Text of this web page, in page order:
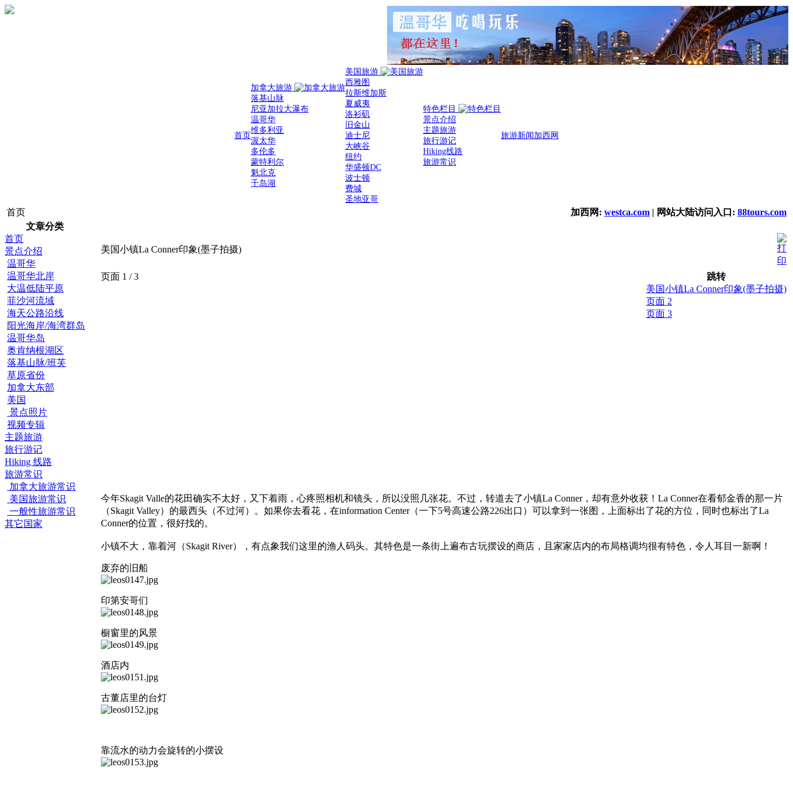
首页
加拿大旅游
落基山脉
尼亚加拉大瀑布
温哥华
维多利亚
渥太华
多伦多
蒙特利尔
魁北克
千岛湖
美国旅游
西雅图
拉斯维加斯
夏威夷
洛衫矶
旧金山
迪士尼
大峡谷
纽约
华盛顿DC
波士顿
费城
圣地亚哥
特色栏目
景点介绍
主题旅游
旅行游记
Hiking线路
旅游常识
旅游新闻 加西网
首页 加西网: westca.com | 网站大陆访问入口: 88tours.com
文章分类
首页
景点介绍
温哥华
温哥华北岸
大温低陆平原
菲沙河流域
海天公路沿线
阳光海岸/海湾群岛
温哥华岛
奥肯纳根湖区
落基山脉/班芙
草原省份
加拿大东部
美国
景点照片
视频专辑
主题旅游
旅行游记
Hiking 线路
旅游常识
加拿大旅游常识
美国旅游常识
一般性旅游常识
其它国家
美国小镇La Conner印象(墨子拍摄)
跳转
美国小镇La Conner印象(墨子拍摄)
页面 2
页面 3
页面 1 / 3
今年Skagit Valle的花田确实不太好，又下着雨，心疼照相机和镜头，所以没照几张花。不过，转道去了小镇La Conner，却有意外收获！La Conner在看郁金香的那一片
（Skagit Valley）的最西头（不过河）。如果你去看花，在information Center（一下5号高速公路226出口）可以拿到一张图，上面标出了花的方位，同时也标出了La
Conner的位置，很好找的。
小镇不大，靠着河（Skagit River），有点象我们这里的渔人码头。其特色是一条街上遍布古玩摆设的商店，且家家店内的布局格调均很有特色，令人耳目一新啊！
废弃的旧船
印第安哥们
橱窗里的风景
酒店内
古董店里的台灯
靠流水的动力会旋转的小摆设